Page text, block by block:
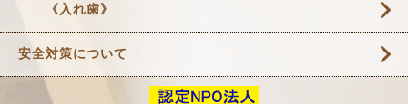
《入れ歯》
安全対策について